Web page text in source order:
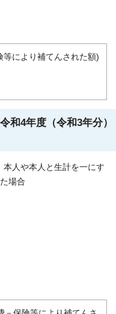
により補てんされた額)
和4年度（令和3年分）
本人や本人と生計を一にす
場合